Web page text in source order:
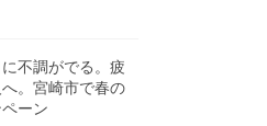
不調がでる。疲
。宮崎市で春の
ーン